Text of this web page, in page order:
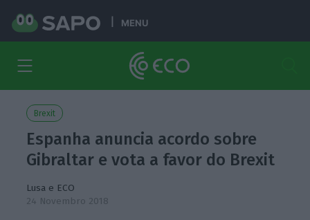
MENU
Brexit
Espanha anuncia acordo sobre
Gibraltar e vota a favor do Brexit
Lusa e ECO
24 Novembro 2018